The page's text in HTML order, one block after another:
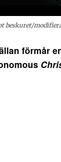
beskuret/
förmår